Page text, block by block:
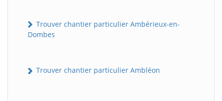
Trouver chantier particulier Ambérieux-en-
Dombes
Trouver chantier particulier Ambléon